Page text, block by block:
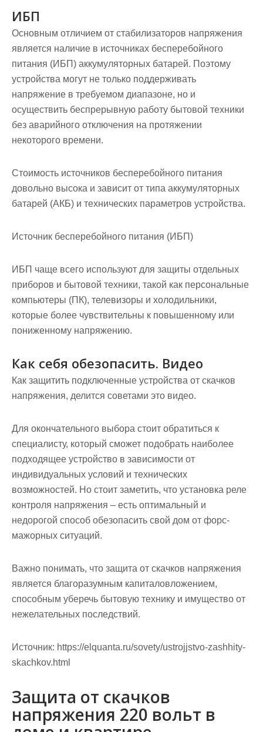
ИБП
Основным отличием от стабилизаторов напряжения
является наличие в источниках бесперебойного
питания (ИБП) аккумуляторных батарей. Поэтому
устройства могут не только поддерживать
напряжение в требуемом диапазоне, но и
осуществить беспрерывную работу бытовой техники
без аварийного отключения на протяжении
некоторого времени.
Стоимость источников бесперебойного питания
довольно высока и зависит от типа аккумуляторных
батарей (АКБ) и технических параметров устройства.
Источник бесперебойного питания (ИБП)
ИБП чаще всего используют для защиты отдельных
приборов и бытовой техники, такой как персональные
компьютеры (ПК), телевизоры и холодильники,
которые более чувствительны к повышенному или
пониженному напряжению.
Как себя обезопасить. Видео
Как защитить подключенные устройства от скачков
напряжения, делится советами это видео.
Для окончательного выбора стоит обратиться к
специалисту, который сможет подобрать наиболее
подходящее устройство в зависимости от
индивидуальных условий и технических
возможностей. Но стоит заметить, что установка реле
контроля напряжения – есть оптимальный и
недорогой способ обезопасить свой дом от форс-
мажорных ситуаций.
Важно понимать, что защита от скачков напряжения
является благоразумным капиталовложением,
способным уберечь бытовую технику и имущество от
нежелательных последствий.
Источник: https://elquanta.ru/sovety/ustrojjstvo-zashhity-
skachkov.html
Защита от скачков
напряжения 220 вольт в